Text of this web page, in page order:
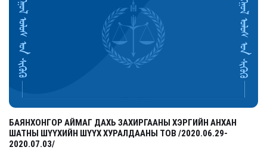
БАЯНХОНГОР АЙМАГ ДАХЬ ЗАХИРГААНЫ ХЭРГИЙН АНХАН
ШАТНЫ ШҮҮХИЙН ШҮҮХ ХУРАЛДААНЫ ТОВ /2020.06.29-
2020.07.03/